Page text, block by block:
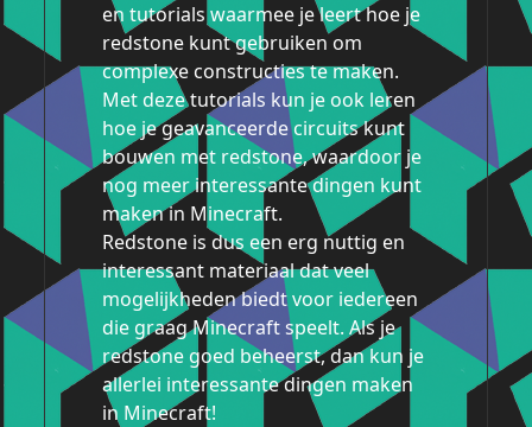
en tutorials waarmee je leert hoe je
redstone kunt gebruiken om
complexe constructies te maken.
Met deze tutorials kun je ook leren
hoe je geavanceerde circuits kunt
bouwen met redstone, waardoor je
nog meer interessante dingen kunt
maken in Minecraft.
Redstone is dus een erg nuttig en
interessant materiaal dat veel
mogelijkheden biedt voor iedereen
die graag Minecraft speelt. Als je
redstone goed beheerst, dan kun je
allerlei interessante dingen maken
in Minecraft!